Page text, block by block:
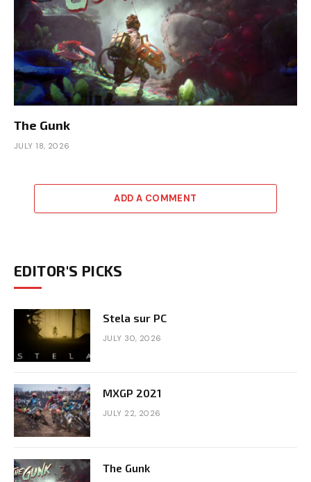
The Gunk
JULY 18, 2026
ADD A COMMENT
EDITOR'S PICKS
Stela sur PC
JULY 30, 2026
MXGP 2021
JULY 22, 2026
The Gunk